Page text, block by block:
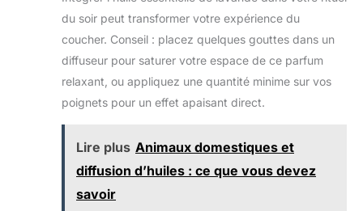
du soir peut transformer votre expérience du
coucher. Conseil : placez quelques gouttes dans un
diffuseur pour saturer votre espace de ce parfum
relaxant, ou appliquez une quantité minime sur vos
poignets pour un effet apaisant direct.
Lire plus Animaux domestiques et
diffusion d’huiles : ce que vous devez
savoir